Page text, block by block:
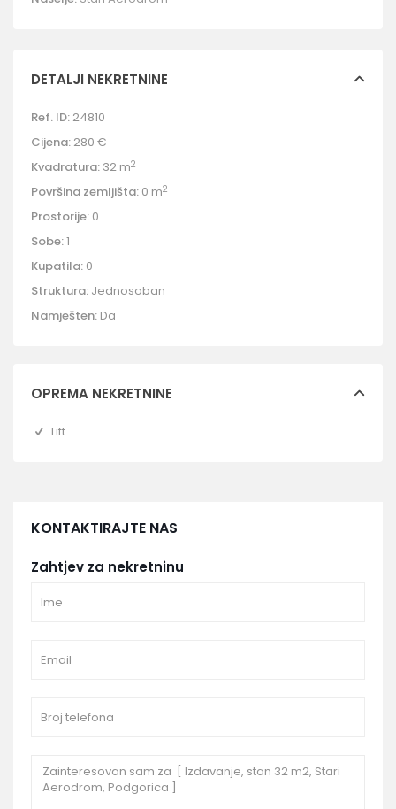
DETALJI NEKRETNINE
Ref. ID: 24810
Cijena: 280 €
Kvadratura: 32 m2
Površina zemljišta: 0 m2
Prostorije: 0
Sobe:1
Kupatila: 0
Struktura: Jednosoban
Namješten: Da
OPREMA NEKRETNINE
Lift
KONTAKTIRAJTE NAS
Zahtjev za nekretninu